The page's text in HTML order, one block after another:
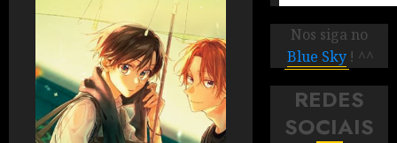
Nos siga no
Blue Sky ! ^^
REDES
SOCIAIS